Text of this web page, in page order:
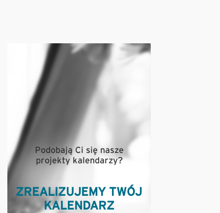
Podobają Ci się nasze
projekty kalendarzy?
ZREALIZUJEMY TWÓJ
KALENDARZ